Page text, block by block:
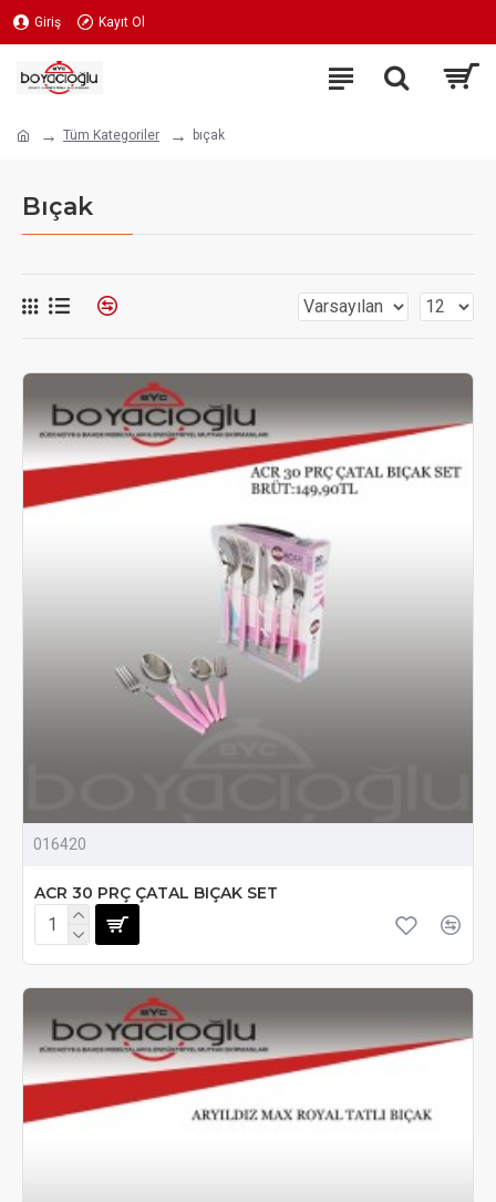
Giriş Kayıt Ol
Tüm Kategoriler bıçak
Bıçak
016420
ACR 30 PRÇ ÇATAL BIÇAK SET